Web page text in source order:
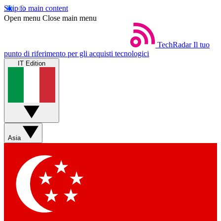
Skip to main content
Open menu Close main menu
TechRadar Il tuo
punto di riferimento per gli acquisti tecnologici
IT Edition
Asia